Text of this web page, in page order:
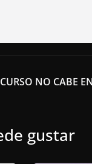
NO CABE EN
gustar